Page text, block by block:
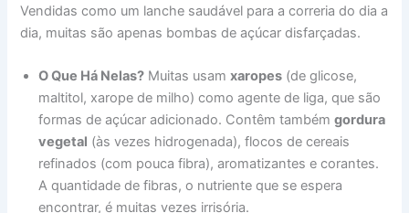
Vendidas como um lanche saudável para a correria do dia a
dia, muitas são apenas bombas de açúcar disfarçadas.
O Que Há Nelas? Muitas usamxaropes (de glicose,
maltitol, xarope de milho) como agente de liga, que são
formas de açúcar adicionado. Contêm tambémgordura
vegetal (às vezes hidrogenada), flocos de cereais
refinados (com pouca fibra), aromatizantes e corantes.
A quantidade de fibras, o nutriente que se espera
encontrar, é muitas vezes irrisória.